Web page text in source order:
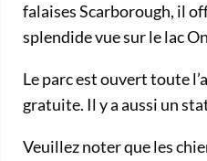
falaises Scarborough, il
splendide vue sur le lac
Le parc est ouvert toute
gratuite. Il y a aussi un
Veuillez noter que les